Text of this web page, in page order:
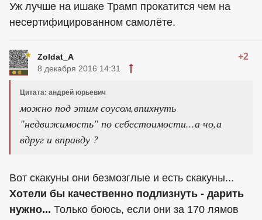
Уж лучше на ишаке Трамп прокатится чем на
несертифицированном самолёте.
Zoldat_A +2
8 декабря 2016 14:31
Цитата: андрей юрьевич
можно под этим соусом,впихнуть
"недвижимость" по себестоимости...а чо,а
вдруг и вправду ?
Вот скакуны они безмозглые и есть скакуны...
Хотели бы качественно подлизнуть - дарить
нужно... Только боюсь, если они за 170 лямов